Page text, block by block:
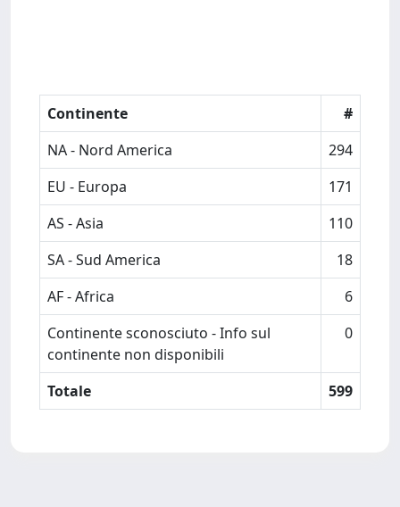
Continente
#
NA - Nord America
294
EU - Europa
171
AS - Asia
110
SA - Sud America
18
AF - Africa
6
Continente sconosciuto - Info sul
continente non disponibili
0
Totale 599